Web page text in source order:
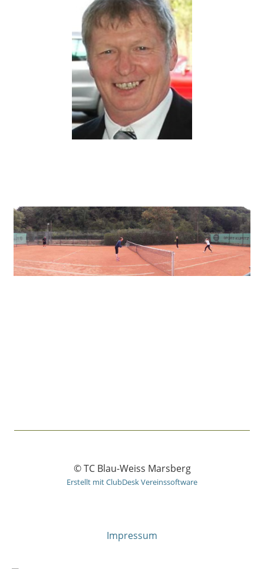
© TC Blau-Weiss Marsberg
Erstellt mit ClubDesk Vereinssoftware
Impressum